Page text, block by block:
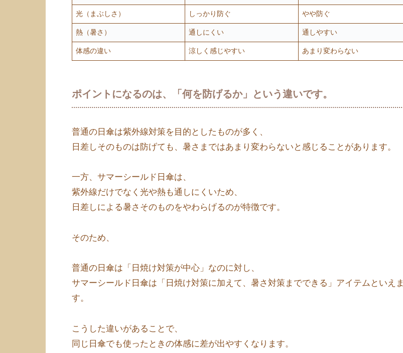
光（まぶしさ） しっかり防ぐ やや防ぐ
熱（暑さ） 通しにくい 通しやすい
体感の違い 涼しく感じやすい あまり変わらない
ポイントになるのは、「何を防げるか」という違いです。
普通の日傘は紫外線対策を目的としたものが多く、
日差しそのものは防げても、暑さまではあまり変わらないと感じることがあります。
一方、サマーシールド日傘は、
紫外線だけでなく光や熱も通しにくいため、
日差しによる暑さそのものをやわらげるのが特徴です。
そのため、
普通の日傘は「日焼け対策が中心」なのに対し、
サマーシールド日傘は「日焼け対策に加えて、暑さ対策までできる」アイテムといえま
す。
こうした違いがあることで、
同じ日傘でも使ったときの体感に差が出やすくなります。